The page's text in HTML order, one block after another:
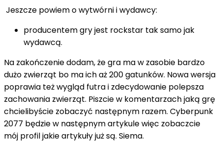
Jeszcze powiem o wytwórni i wydawcy:
producentem gry jest rockstar tak samo jak
wydawcą.
Na zakończenie dodam, że gra ma w zasobie bardzo
dużo zwierząt bo ma ich aż 200 gatunków. Nowa wersja
poprawia też wygląd futra i zdecydowanie polepsza
zachowania zwierząt. Piszcie w komentarzach jaką grę
chcielibyście zobaczyć następnym razem. Cyberpunk
2077 będzie w następnym artykule więc zobaczcie
mój profil jakie artykuły już są. Siema.